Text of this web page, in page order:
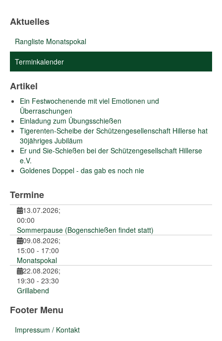
Aktuelles
Rangliste Monatspokal
Terminkalender
Artikel
Ein Festwochenende mit viel Emotionen und
Überraschungen
Einladung zum Übungsschießen
Tigerenten-Scheibe der Schützengesellenschaft Hillerse hat
30jähriges Jubiläum
Er und Sie-Schießen bei der Schützengesellschaft Hillerse
e.V.
Goldenes Doppel - das gab es noch nie
Termine
13.07.2026;
00:00
Sommerpause (Bogenschießen findet statt)
09.08.2026;
15:00 - 17:00
Monatspokal
22.08.2026;
19:30 - 23:30
Grillabend
Footer Menu
Impressum / Kontakt